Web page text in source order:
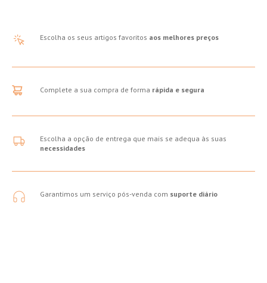
Escolha os seus artigos favoritos aos melhores preços
Complete a sua compra de forma rápida e segura
Escolha a opção de entrega que mais se adequa às suas
necessidades
Garantimos um serviço pós-venda com suporte diário